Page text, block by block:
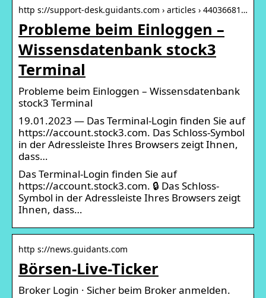
http s://support-desk.guidants.com › articles › 44036681…
Probleme beim Einloggen –
Wissensdatenbank stock3
Terminal
Probleme beim Einloggen – Wissensdatenbank
stock3 Terminal
19.01.2023 — Das Terminal-Login finden Sie auf
https://account.stock3.com. Das Schloss-Symbol
in der Adressleiste Ihres Browsers zeigt Ihnen,
dass…
Das Terminal-Login finden Sie auf
https://account.stock3.com. 🔒 Das Schloss-
Symbol in der Adressleiste Ihres Browsers zeigt
Ihnen, dass…
http s://news.guidants.com
Börsen-Live-Ticker
Broker Login · Sicher beim Broker anmelden.